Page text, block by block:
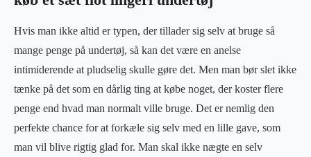
Hvis man ikke altid er typen, der tillader sig selv at bruge så
mange penge på undertøj, så kan det være en anelse
intimiderende at pludselig skulle gøre det. Men man bør slet ikke
tænke på det som en dårlig ting at købe noget, der koster flere
penge end hvad man normalt ville bruge. Det er nemlig den
perfekte chance for at forkæle sig selv med en lille gave, som
man vil blive rigtig glad for. Man skal ikke nægte en selv